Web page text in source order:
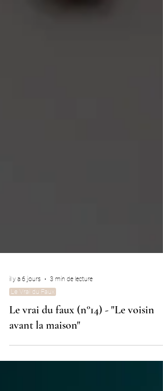
il y a 6 jours 3 min de lecture
Le Vrai du Faux
Le vrai du faux (n°14) - "Le voisin
avant la maison"